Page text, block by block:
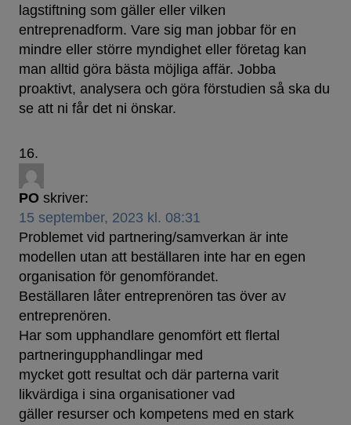
lagstiftning som gäller eller vilken
entreprenadform. Vare sig man jobbar för en
mindre eller större myndighet eller företag kan
man alltid göra bästa möjliga affär. Jobba
proaktivt, analysera och göra förstudien så ska du
se att ni får det ni önskar.
PO skriver:
15 september, 2023 kl. 08:31
Problemet vid partnering/samverkan är inte
modellen utan att beställaren inte har en egen
organisation för genomförandet.
Beställaren låter entreprenören tas över av
entreprenören.
Har som upphandlare genomfört ett flertal
partneringupphandlingar med
mycket gott resultat och där parterna varit
likvärdiga i sina organisationer vad
gäller resurser och kompetens med en stark